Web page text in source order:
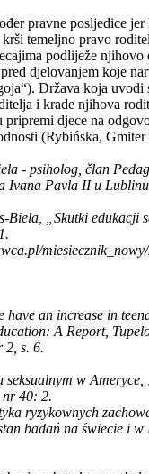
pravne posljedice jer
temeljno pravo
podliježe njihovo
djelovanjem koje
Država koja uvodi
i krade njihova
pripremi djece na
(Rybińska, Gmiter
- psiholog, član
Ivana Pavla II u Lublinu
Biela, „Skutki edukacji
have an increase in
A Report,
2, s. 6.
seksualnym w Ameryce,
nr 40: 2.
ryzykownych
badań na świecie i w